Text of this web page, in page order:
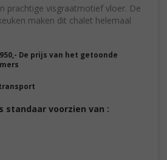
prachtige visgraatmotief vloer. De
maken dit chalet helemaal
De prijs van het getoonde
standaar voorzien van :